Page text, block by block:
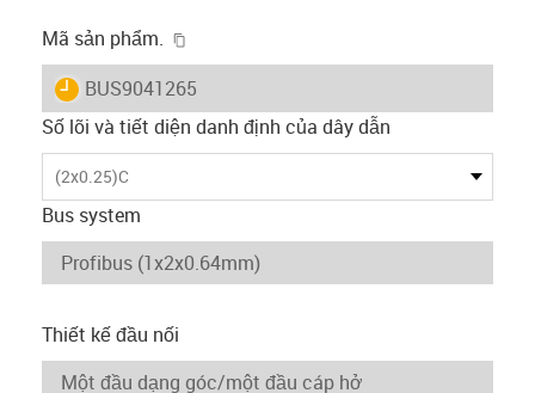
Mã sản phẩm.
igus-icon-lieferzeit
BUS9041265
Số lõi và tiết diện danh định của dây dẫn
(2x0.25)C
Bus system
Thiết kế đầu nối